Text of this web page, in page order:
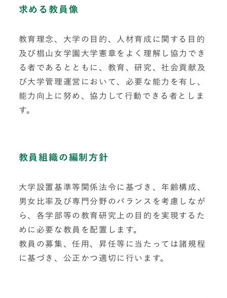
求める教員像
教育理念、大学の目的、人材育成に関する目的
及び椙山女学園大学憲章をよく理解し協力でき
る者であるとともに、教育、研究、社会貢献及
び大学管理運営において、必要な能力を有し、
能力向上に努め、協力して行動できる者としま
す。
教員組織の編制方針
大学設置基準等関係法令に基づき、年齢構成、
男女比率及び専門分野のバランスを考慮しなが
ら、各学部等の教育研究上の目的を実現するた
めに必要な教員を配置します。
教員の募集、任用、昇任等に当たっては諸規程
に基づき、公正かつ適切に行います。